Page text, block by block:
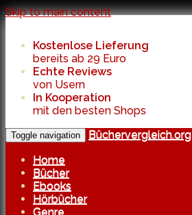
Skip to main content
Kostenlose Lieferung
bereits ab 29 Euro
Echte Reviews
von Usern
In Kooperation
mit den besten Shops
Toggle navigation
Büchervergleich.org
Home
Bücher
Ebooks
Hörbücher
Genre